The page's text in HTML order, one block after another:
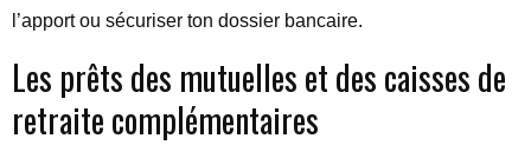
l’apport ou sécuriser ton dossier bancaire.
Les prêts des mutuelles et des caisses de
retraite complémentaires